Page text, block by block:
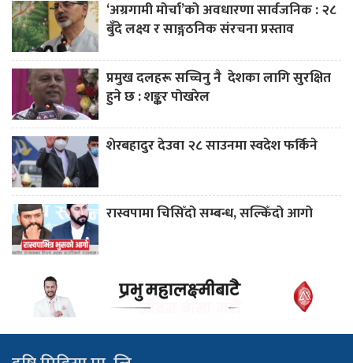
‘अग्रगामी मोर्चा’को अवधारणा सार्वजनिक : २८
बुँदे लक्ष्य र साङ्गठनिक संरचना प्रस्ताव
प्रमुख दलहरू सच्चिनु नै देशका लागि सुरक्षित
हुने छ : शङ्कर पोखरेल
शेरबहादुर देउवा २८ साउनमा स्वदेश फर्किने
रास्वपामा चिसिँदो सम्बन्ध, सल्किँदो आगो